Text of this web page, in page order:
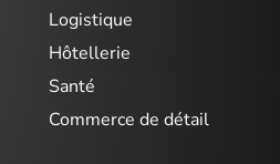
Logistique
Hôtellerie
Santé
Commerce de détail